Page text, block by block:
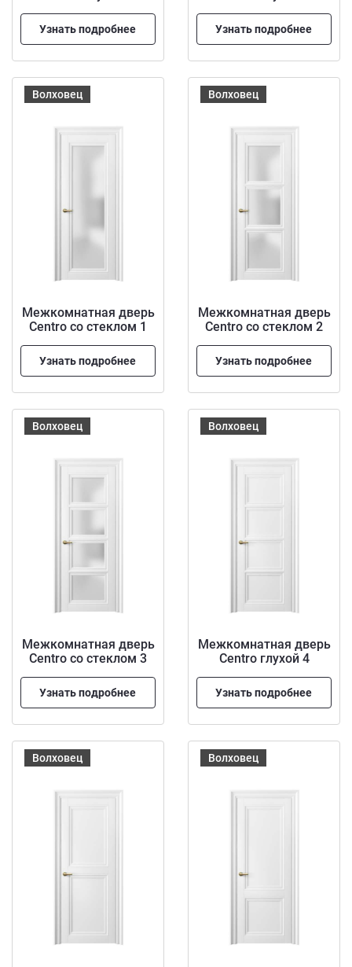
Узнать подробнее Узнать подробнее
Волховец
Межкомнатная дверь
Centro со стеклом 1
Узнать подробнее
Волховец
Межкомнатная дверь
Centro со стеклом 2
Узнать подробнее
Волховец
Межкомнатная дверь
Centro со стеклом 3
Узнать подробнее
Волховец
Межкомнатная дверь
Centro глухой 4
Узнать подробнее
Волховец Волховец